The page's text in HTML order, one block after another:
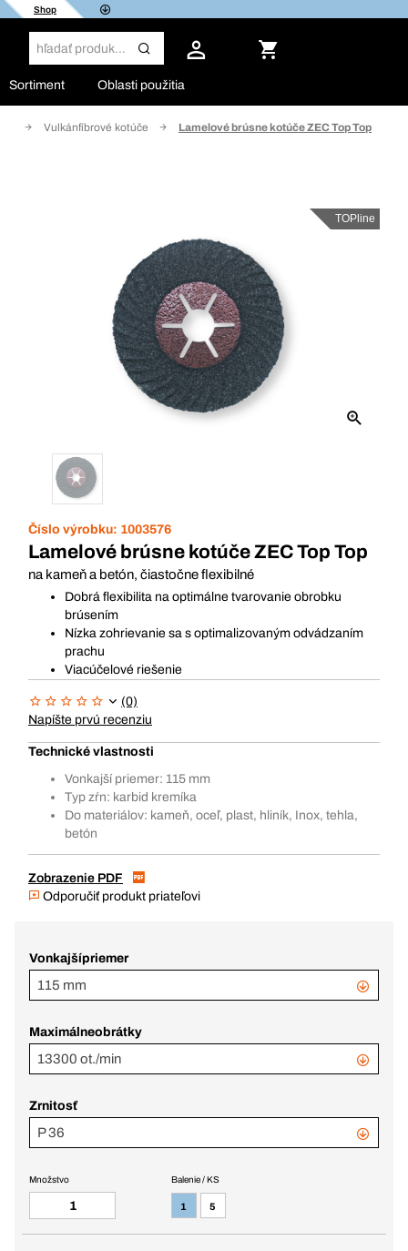
Shop
Sortiment Oblasti použitia
Vulkánfíbrové kotúče Lamelové brúsne kotúče ZEC Top Top
TOPline
Číslo výrobku: 1003576
Lamelové brúsne kotúče ZEC Top Top
na kameň a betón, čiastočne flexibilné
Dobrá flexibilita na optimálne tvarovanie obrobku
brúsením
Nízka zohrievanie sa s optimalizovaným odvádzaním
prachu
Viacúčelové riešenie
(0)
Napíšte prvú recenziu
Technické vlastnosti
Vonkajší priemer: 115 mm
Typ zŕn: karbid kremíka
Do materiálov: kameň, oceľ, plast, hliník, Inox, tehla,
betón
Zobrazenie PDF
Odporučiť produkt priateľovi
Vonkajšípriemer
115 mm
Maximálneobrátky
13300 ot./min
Zrnitosť
P 36
Balenie / KS
1 5
Množstvo